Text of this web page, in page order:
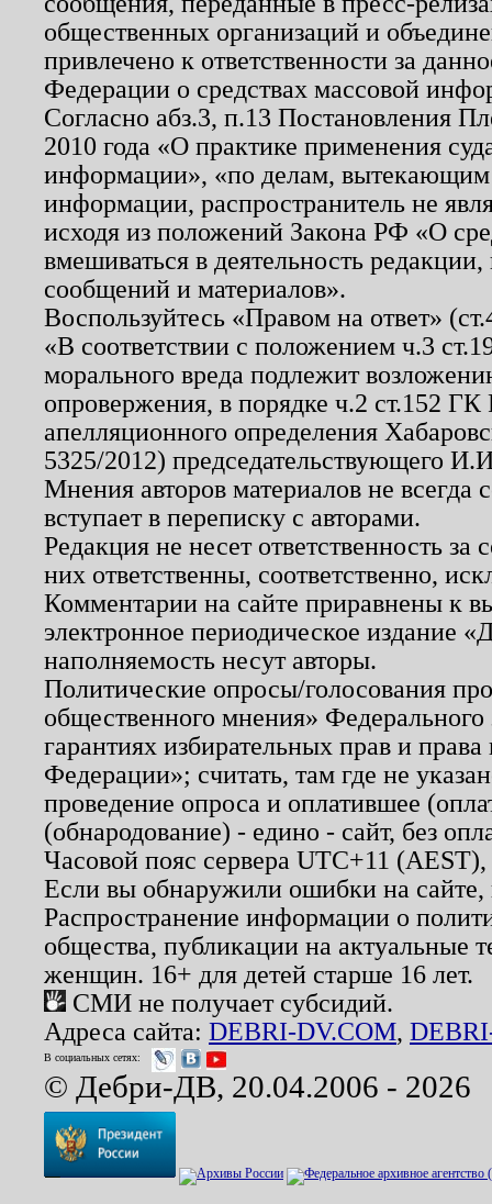
общественных организаций и
привлечено к ответственности за
Федерации о средствах массовой
Согласно абз.3, п.13 Постановления
2010 года «О практике применения
информации», «по делам, вытекающим
информации, распространитель не
исходя из положений Закона РФ «О
вмешиваться в деятельность
сообщений и материалов».
Воспользуйтесь «Правом на ответ»
«В соответствии с положением ч.3
морального вреда подлежит
опровержения, в порядке ч.2 ст.152
апелляционного определения
5325/2012) председательствующего
Мнения авторов материалов не
вступает в переписку с авторами.
Редакция не несет ответственность
них ответственны, соответственно,
Комментарии на сайте приравнены к
электронное периодическое издание
наполняемость несут авторы.
Политические опросы/голосования
общественного мнения»
гарантиях избирательных прав и
Федерации»; считать, там где не
проведение опроса и оплатившее
(обнародование) - едино - сайт, без
Часовой пояс сервера UTC+11
Если вы обнаружили ошибки на
Распространение информации о
общества, публикации на актуальные
женщин. 16+ для детей старше 16 лет.
СМИ не получает субсидий.
Адреса сайта: DEBRI-DV.COM,
В социальных сетях:
© Дебри-ДВ, 20.04.2006 - 2026